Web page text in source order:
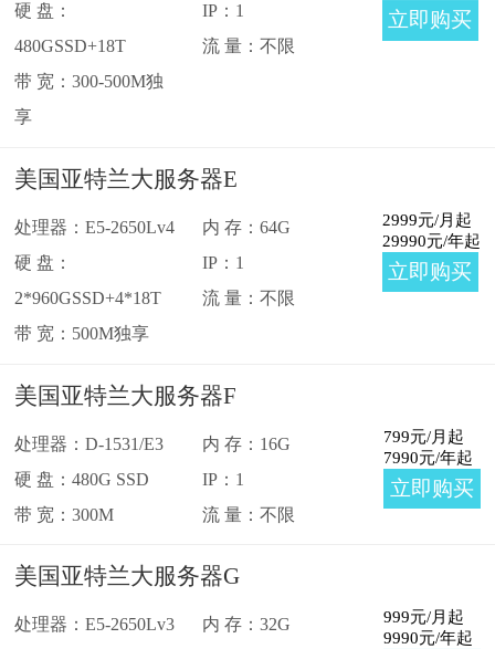
硬 盘：
480GSSD+18T
带 宽：300-500M独
享
IP：1
流 量：不限
立即购买
美国亚特兰大服务器E
处理器：E5-2650Lv4
硬 盘：
2*960GSSD+4*18T
带 宽：500M独享
内 存：64G
IP：1
流 量：不限
2999元/月起
29990元/年起
立即购买
美国亚特兰大服务器F
处理器：D-1531/E3
硬 盘：480G SSD
带 宽：300M
内 存：16G
IP：1
流 量：不限
799元/月起
7990元/年起
立即购买
美国亚特兰大服务器G
处理器：E5-2650Lv3
内 存：32G
999元/月起
9990元/年起